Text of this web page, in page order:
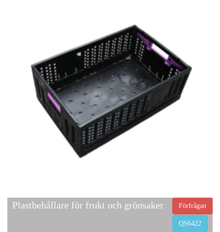
Plastbehållare för frukt och grönsaker Förfrågan
QS6422